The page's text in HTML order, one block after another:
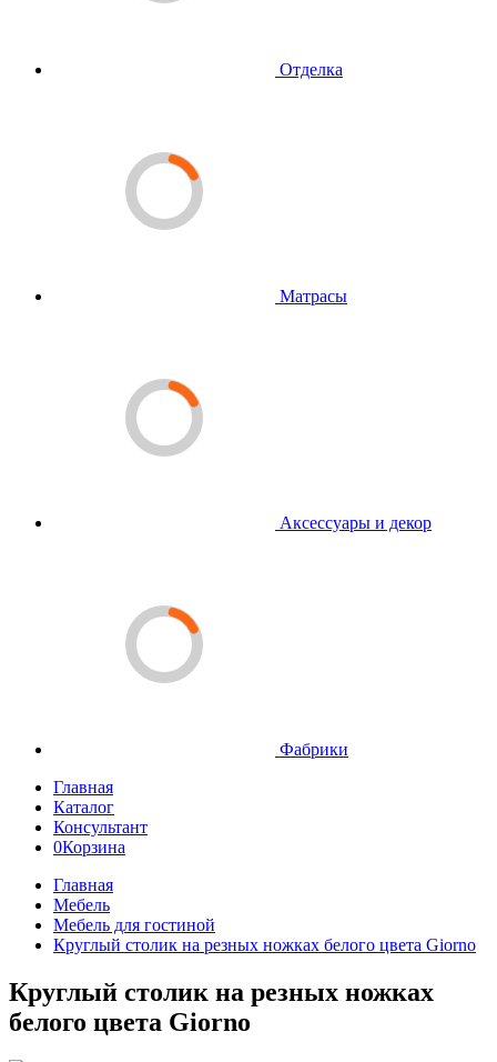
Отделка
Матрасы
Аксессуары и декор
Фабрики
Главная
Каталог
Консультант
0Корзина
Главная
Мебель
Мебель для гостиной
Круглый столик на резных ножках белого цвета Giorno
Круглый столик на резных ножках
белого цвета Giorno